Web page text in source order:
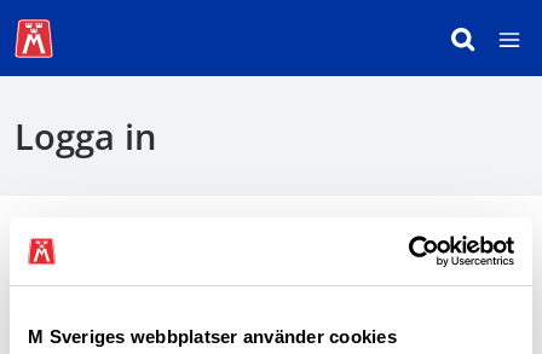
M Sveriges webbplatser använder cookies
Logga in
För att logga in behöver du använda mobilt
BankID.